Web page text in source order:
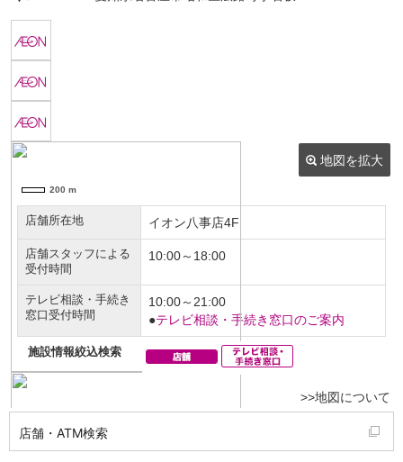
外貨普通預金積立
投資信託
投信つみたて
NISA
金銭信託のしくみ
取扱商品一覧
iDeCo・国民年金基金
iDeCo（個人型確定拠出年金）
国民年金基金
ロボアドバイザークラウドファンディングTOP
WealthNavi for イオン銀行（ロボアドバイザー）
まいクラウドファンディング
ローン
住宅ローン
新規お借入れの方
お借換えの方
フラット35
店舗・ATM検索